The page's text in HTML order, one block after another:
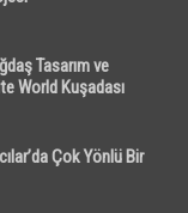
Tasarım ve
World Kuşadası
Çok Yönlü Bir